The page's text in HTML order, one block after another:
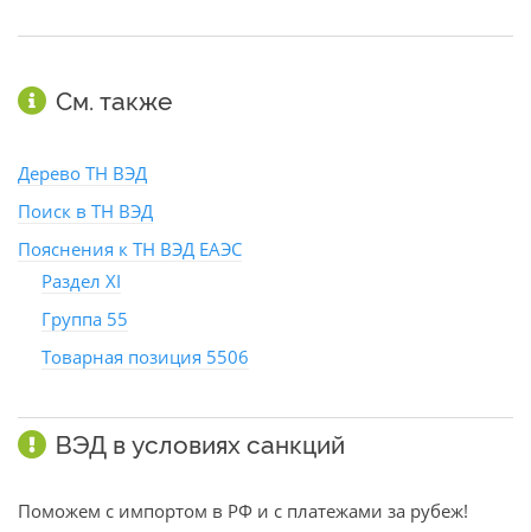
См. также
Дерево ТН ВЭД
Поиск в ТН ВЭД
Пояснения к ТН ВЭД ЕАЭС
Раздел XI
Группа 55
Товарная позиция 5506
ВЭД в условиях санкций
Поможем с импортом в РФ и с платежами за рубеж!